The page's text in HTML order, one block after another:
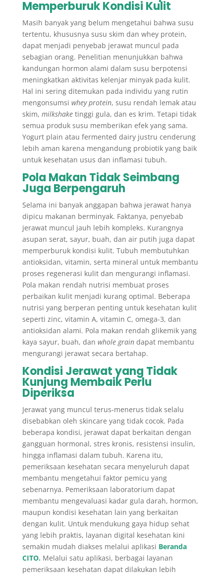
Memperburuk Kondisi Kulit
Masih banyak yang belum mengetahui bahwa susu
tertentu, khususnya susu skim dan whey protein,
dapat menjadi penyebab jerawat muncul pada
sebagian orang. Penelitian menunjukkan bahwa
kandungan hormon alami dalam susu berpotensi
meningkatkan aktivitas kelenjar minyak pada kulit.
Hal ini sering ditemukan pada individu yang rutin
mengonsumsi whey protein, susu rendah lemak atau
skim, milkshaketinggi gula, dan es krim. Tetapi tidak
semua produk susu memberikan efek yang sama.
Yogurt plain atau fermented dairy justru cenderung
lebih aman karena mengandung probiotik yang baik
untuk kesehatan usus dan inflamasi tubuh.
Pola Makan Tidak Seimbang
Juga Berpengaruh
Selama ini banyak anggapan bahwa jerawat hanya
dipicu makanan berminyak. Faktanya, penyebab
jerawat muncul jauh lebih kompleks. Kurangnya
asupan serat, sayur, buah, dan air putih juga dapat
memperburuk kondisi kulit. Tubuh membutuhkan
antioksidan, vitamin, serta mineral untuk membantu
proses regenerasi kulit dan mengurangi inflamasi.
Pola makan rendah nutrisi membuat proses
perbaikan kulit menjadi kurang optimal. Beberapa
nutrisi yang berperan penting untuk kesehatan kulit
seperti zinc, vitamin A, vitamin C, omega-3, dan
antioksidan alami. Pola makan rendah glikemik yang
kaya sayur, buah, dan whole graindapat membantu
mengurangi jerawat secara bertahap.
Kondisi Jerawat yang Tidak
Kunjung Membaik Perlu
Diperiksa
Jerawat yang muncul terus-menerus tidak selalu
disebabkan oleh skincare yang tidak cocok. Pada
beberapa kondisi, jerawat dapat berkaitan dengan
gangguan hormonal, stres kronis, resistensi insulin,
hingga inflamasi dalam tubuh. Karena itu,
pemeriksaan kesehatan secara menyeluruh dapat
membantu mengetahui faktor pemicu yang
sebenarnya. Pemeriksaan laboratorium dapat
membantu mengevaluasi kadar gula darah, hormon,
maupun kondisi kesehatan lain yang berkaitan
dengan kulit. Untuk mendukung gaya hidup sehat
yang lebih praktis, layanan digital kesehatan kini
semakin mudah diakses melalui aplikasi Beranda
CITO.Melalui satu aplikasi, berbagai layanan
pemeriksaan kesehatan dapat dilakukan lebih